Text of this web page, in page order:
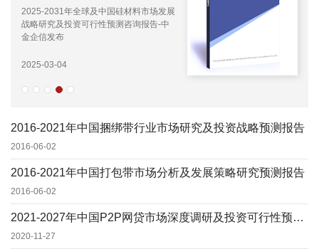
资可行性预测咨询报告-中
金企信发布
2025-2031年全球及中国硅材料市场发展
战略研究及投资可行性预测咨询报告-中
金企信发布
2025-03-04
2016-2021年中国捆绑带行业市场研究及投资战略预测报告
2016-06-02
2016-2021年中国打包带市场分析及发展策略研究预测报告
2016-06-02
2021-2027年中国P2P网贷市场深度调研及投资可行性预测咨询报告
2020-11-27